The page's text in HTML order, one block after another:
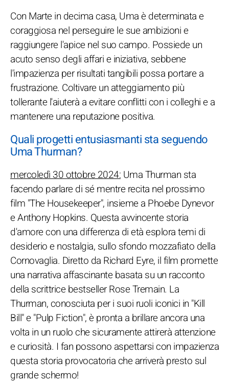
Con Marte in decima casa, Uma è determinata e
coraggiosa nel perseguire le sue ambizioni e
raggiungere l'apice nel suo campo. Possiede un
acuto senso degli affari e iniziativa, sebbene
l'impazienza per risultati tangibili possa portare a
frustrazione. Coltivare un atteggiamento più
tollerante l'aiuterà a evitare conflitti con i colleghi e a
mantenere una reputazione positiva.
Quali progetti entusiasmanti sta seguendo
Uma Thurman?
mercoledì 30 ottobre 2024: Uma Thurman sta
facendo parlare di sé mentre recita nel prossimo
film "The Housekeeper", insieme a Phoebe Dynevor
e Anthony Hopkins. Questa avvincente storia
d'amore con una differenza di età esplora temi di
desiderio e nostalgia, sullo sfondo mozzafiato della
Cornovaglia. Diretto da Richard Eyre, il film promette
una narrativa affascinante basata su un racconto
della scrittrice bestseller Rose Tremain. La
Thurman, conosciuta per i suoi ruoli iconici in "Kill
Bill" e "Pulp Fiction", è pronta a brillare ancora una
volta in un ruolo che sicuramente attirerà attenzione
e curiosità. I fan possono aspettarsi con impazienza
questa storia provocatoria che arriverà presto sul
grande schermo!